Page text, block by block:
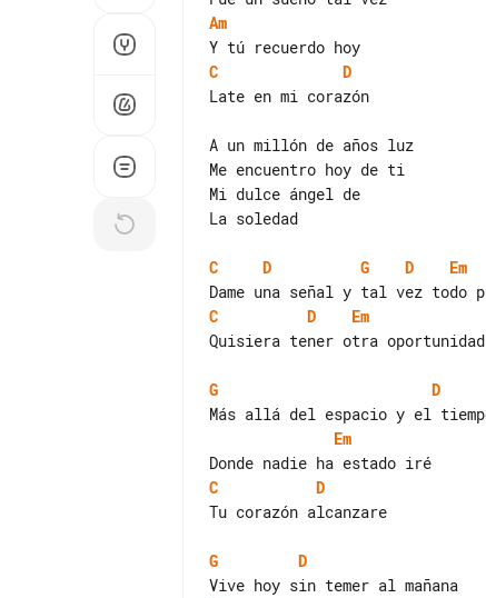
Am
C
D
Late en mi corazón
A un millón de años luz
Me encuentro hoy de ti
Mi dulce ángel de
La soledad
C D G D
Em
C
D
Em
Quisiera tener otra oportunidad
G
D
Em
C
D
Tu corazón alcanzare
G
D